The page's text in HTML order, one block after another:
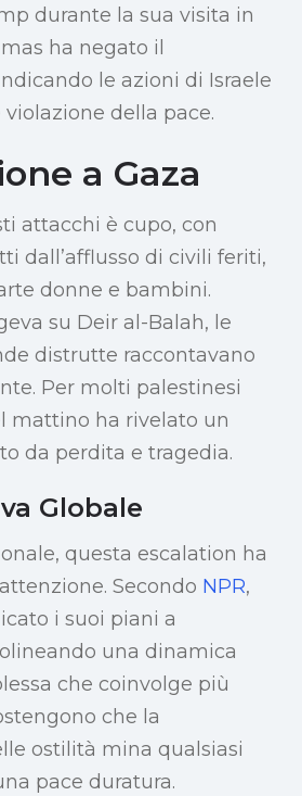
durante la sua visita in
ha negato il
le azioni di Israele
della pace.
a Gaza
attacchi è cupo, con
dall’afflusso di civili feriti,
donne e bambini.
su Deir al-Balah, le
distrutte raccontavano
Per molti palestinesi
mattino ha rivelato un
da perdita e tragedia.
Globale
questa escalation ha
Secondo NPR,
i suoi piani a
una dinamica
che coinvolge più
che la
ostilità mina qualsiasi
pace duratura.